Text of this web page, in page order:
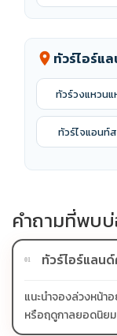
location_on ทัวร์ไอร์แ
ทัวร์วงแหวนแ
ทัวร์ไจแอนท์
คำถามที่พบบ่
01 ทัวร์ไอร์แลน
แนะนำจองล่วงหน้า
หรือฤดูกาลยอดนิยม